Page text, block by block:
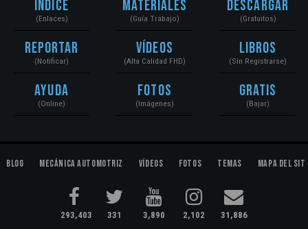
Índice
(Enlaces)
Reportar
(Notificar)
Ayuda
(Online)
Materiales
(Guía Trabajo)
Vídeos
(Alta Calidad FHD)
Fotos
(Imágenes)
Descargar
(Gratuitos)
Libros
(Sin Registrarse)
Gratis
(Bajar)
Blog Mecánica Automotriz Vídeos Fotos Temas Mapa del
293,403 331 3,890 2,102 31,886